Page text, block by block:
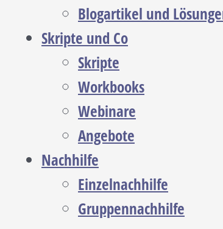
Blogartikel und
Skripte und Co
Skripte
Workbooks
Webinare
Angebote
Nachhilfe
Einzelnachhilfe
Gruppennachhilfe